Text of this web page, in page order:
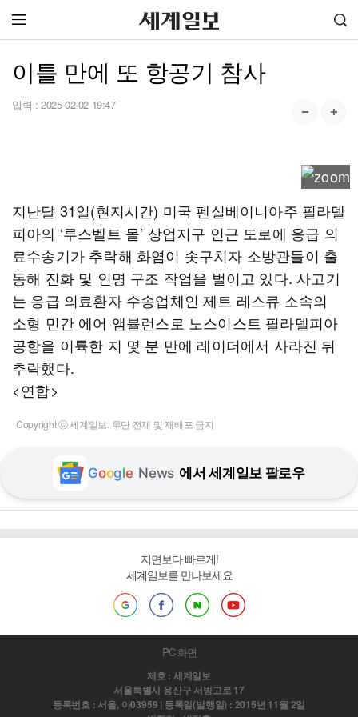
이틀 만에 또 항공기 참사
입력 : 2025-02-02 19:47
지난달 31일(현지시간) 미국 펜실베이니아주 필라델
피아의 ‘루스벨트 몰’ 상업지구 인근 도로에 응급 의
료수송기가 추락해 화염이 솟구치자 소방관들이 출
동해 진화 및 인명 구조 작업을 벌이고 있다. 사고기
는 응급 의료환자 수송업체인 제트 레스큐 소속의
소형 민간 에어 앰뷸런스로 노스이스트 필라델피아
공항을 이륙한 지 몇 분 만에 레이더에서 사라진 뒤
추락했다.
<연합>
Copyright ⓒ 세계일보. 무단 전재 및 재배포 금지
Google News 에서 세계일보 팔로우
지면보다 빠르게!
세계일보를 만나보세요
PC 화면
제호 : 세계일보
서울특별시 용산구 서빙고로 17
등록번호 : 서울, 아03959 | 등록일(발행일) : 2015년 11월 2일